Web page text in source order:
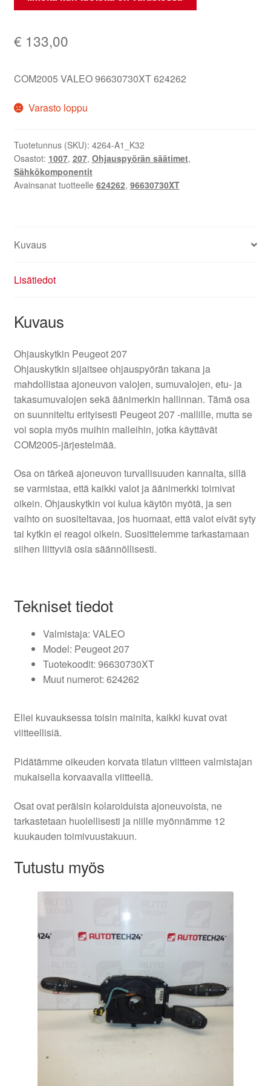
€ 133,00
COM2005 VALEO 96630730XT 624262
Varasto loppu
Tuotetunnus (SKU): 4264-A1_K32
Osastot: 1007, 207, Ohjauspyörän säätimet,
Sähkökomponentit
Avainsanat tuotteelle 624262, 96630730XT
Kuvaus
Lisätiedot
Kuvaus
Ohjauskytkin Peugeot 207
Ohjauskytkin sijaitsee ohjauspyörän takana ja
mahdollistaa ajoneuvon valojen, sumuvalojen, etu- ja
takasumuvalojen sekä äänimerkin hallinnan. Tämä osa
on suunniteltu erityisesti Peugeot 207 -mallille, mutta se
voi sopia myös muihin malleihin, jotka käyttävät
COM2005-järjestelmää.
Osa on tärkeä ajoneuvon turvallisuuden kannalta, sillä
se varmistaa, että kaikki valot ja äänimerkki toimivat
oikein. Ohjauskytkin voi kulua käytön myötä, ja sen
vaihto on suositeltavaa, jos huomaat, että valot eivät syty
tai kytkin ei reagoi oikein. Suosittelemme tarkastamaan
siihen liittyviä osia säännöllisesti.
Tekniset tiedot
Valmistaja: VALEO
Model: Peugeot 207
Tuotekoodit: 96630730XT
Muut numerot: 624262
Ellei kuvauksessa toisin mainita, kaikki kuvat ovat
viitteellisiä.
Pidätämme oikeuden korvata tilatun viitteen valmistajan
mukaisella korvaavalla viitteellä.
Osat ovat peräisin kolaroiduista ajoneuvoista, ne
tarkastetaan huolellisesti ja niille myönnämme 12
kuukauden toimivuustakuun.
Tutustu myös